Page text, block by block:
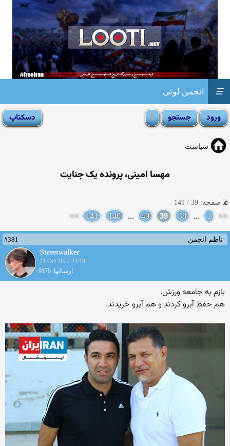
انجمن لوتی ☰
سیاست
مهسا امینی، پرونده یک جنایت
صفحه: 39 / 141
<<
1
...
38
39
40
...
140
141
>>
ناظم انجمن
#381
Streetwalker
21 Oct 2022 23:19
ارسالها: 9179
بازم به جامعه ورزش.
هم حفظ آبرو کردند و هم آبرو خریدند.